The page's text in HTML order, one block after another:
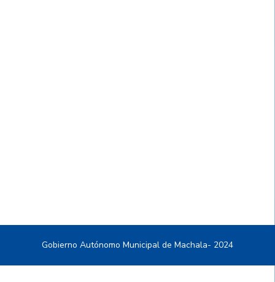
Gobierno Autónomo Municipal de Machala- 2024